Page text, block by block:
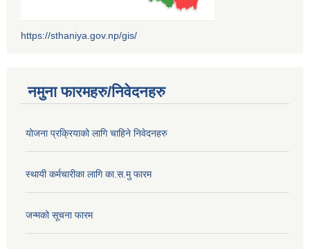
https://sthaniya.gov.np/gis/
नमुना फारमहरु/निवेदनहरु
योजना प्रक्रियाको लागि चाहिने निवेदनहरु
स्थायी कर्मचारीका लागि का.स.मु फारम
जन्मको सूचना फारम